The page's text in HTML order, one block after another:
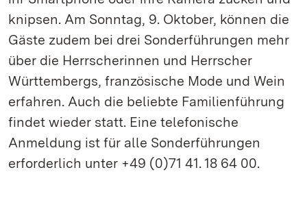
knipsen. Am Sonntag, 9. Oktober, können die
Gäste zudem bei drei Sonderführungen mehr
über die Herrscherinnen und Herrscher
Württembergs, französische Mode und Wein
erfahren. Auch die beliebte Familienführung
findet wieder statt. Eine telefonische
Anmeldung ist für alle Sonderführungen
erforderlich unter +49 (0)71 41. 18 64 00.